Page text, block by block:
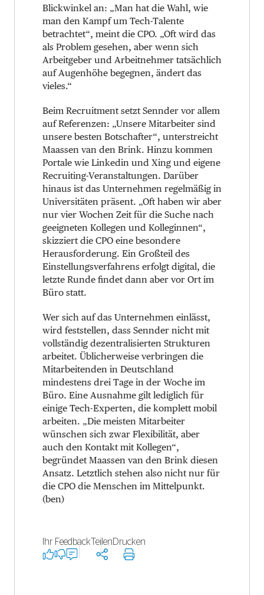
Blickwinkel an: „Man hat die Wahl, wie
man den Kampf um Tech-Talente
betrachtet“, meint die CPO. „Oft wird das
als Problem gesehen, aber wenn sich
Arbeitgeber und Arbeitnehmer tatsächlich
auf Augenhöhe begegnen, ändert das
vieles.“
Beim Recruitment setzt Sennder vor allem
auf Referenzen: „Unsere Mitarbeiter sind
unsere besten Botschafter“, unterstreicht
Maassen van den Brink. Hinzu kommen
Portale wie Linkedin und Xing und eigene
Recruiting-Veranstaltungen. Darüber
hinaus ist das Unternehmen regelmäßig in
Universitäten präsent. „Oft haben wir aber
nur vier Wochen Zeit für die Suche nach
geeigneten Kollegen und Kolleginnen“,
skizziert die CPO eine besondere
Herausforderung. Ein Großteil des
Einstellungsverfahrens erfolgt digital, die
letzte Runde findet dann aber vor Ort im
Büro statt.
Wer sich auf das Unternehmen einlässt,
wird feststellen, dass Sennder nicht mit
vollständig dezentralisierten Strukturen
arbeitet. Üblicherweise verbringen die
Mitarbeitenden in Deutschland
mindestens drei Tage in der Woche im
Büro. Eine Ausnahme gilt lediglich für
einige Tech-Experten, die komplett mobil
arbeiten. „Die meisten Mitarbeiter
wünschen sich zwar Flexibilität, aber
auch den Kontakt mit Kollegen“,
begründet Maassen van den Brink diesen
Ansatz. Letztlich stehen also nicht nur für
die CPO die Menschen im Mittelpunkt.
(ben)
Ihr Feedback Teilen Drucken